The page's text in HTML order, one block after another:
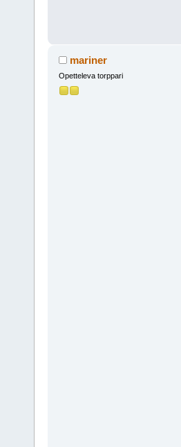
mariner
Opetteleva torppari